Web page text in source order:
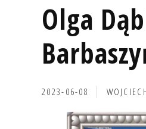
Olga
2023-06-08